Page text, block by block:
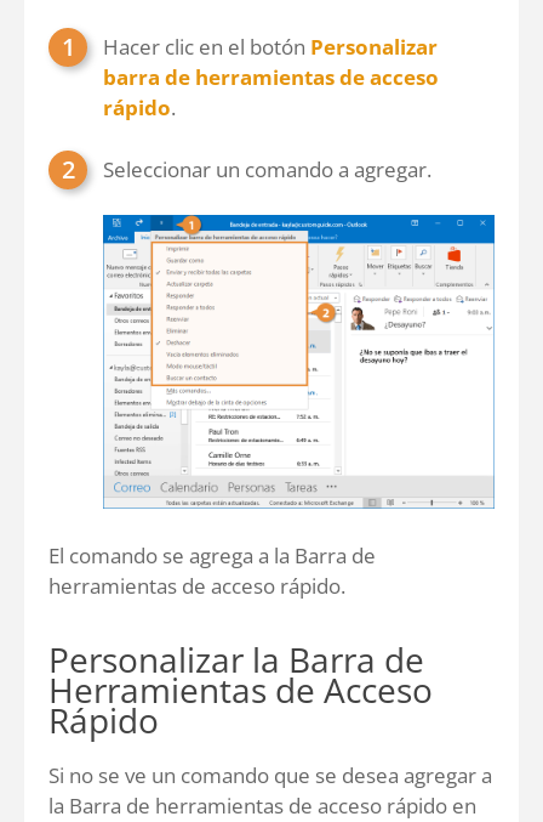
Hacer clic en el botón Personalizar
barra de herramientas de acceso
rápido.
Seleccionar un comando a agregar.
El comando se agrega a la Barra de
herramientas de acceso rápido.
Personalizar la Barra de
Herramientas de Acceso
Rápido
Si no se ve un comando que se desea agregar a
la Barra de herramientas de acceso rápido en